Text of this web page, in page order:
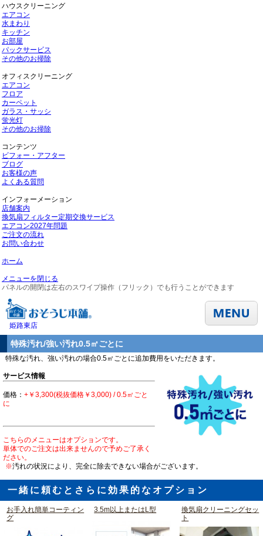
ハウスクリーニング
エアコン
水まわり
キッチン
お部屋
パックサービス
その他のお掃除
オフィスクリーニング
エアコン
フロア
カーペット
ガラス・サッシ
蛍光灯
その他のお掃除
コンテンツ
ビフォー・アフター
ブログ
お客様の声
よくある質問
インフォーメーション
店舗案内
換気扇フィルター定期交換サービス
エアコン2027年問題
ご注文の流れ
お問い合わせ
ホーム
メニューを閉じる
パネルの開閉は左右のスワイプ操作（フリック）でも行うことができます
姫路東店
特殊汚れ/強い汚れ0.5㎡ごとに
特殊な汚れ、強い汚れの場合0.5㎡ごとに追加費用をいただきます。
サービス情報
価格： +￥3,300(税抜価格￥3,000) / 0.5㎡ごと
に
こちらのメニューはオプションです。
単体でのご注文は出来ませんので予めご了承く
ださい。
※汚れの状況により、完全に除去できない場合がございます。
一緒に頼むとさらに効果的なオプション
お手入れ簡単コーティン
グ
3.5m以上またはL型
換気扇クリーニングセッ
ト